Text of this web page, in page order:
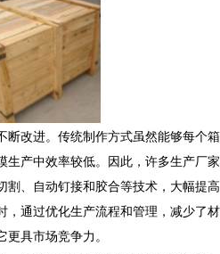
断改进。传统制作方式虽然能够每个箱
生产中效率较低。因此，许多生产厂家
割、自动钉接和胶合等技术，大幅提高
，通过优化生产流程和管理，减少了材
具市场竞争力。